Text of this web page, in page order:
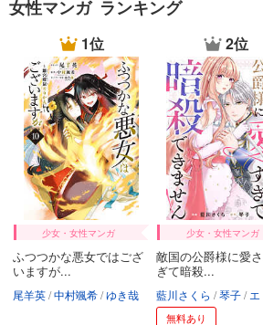
女性マンガ ランキング
1位
少女・女性マンガ
ふつつかな悪女ではござ
いますが...
尾羊英 中村颯希 ゆき哉
2位
少女・女性マンガ
敵国の公爵様に愛
ぎて暗殺...
藍川さくら 琴子 エトワー
無料あり